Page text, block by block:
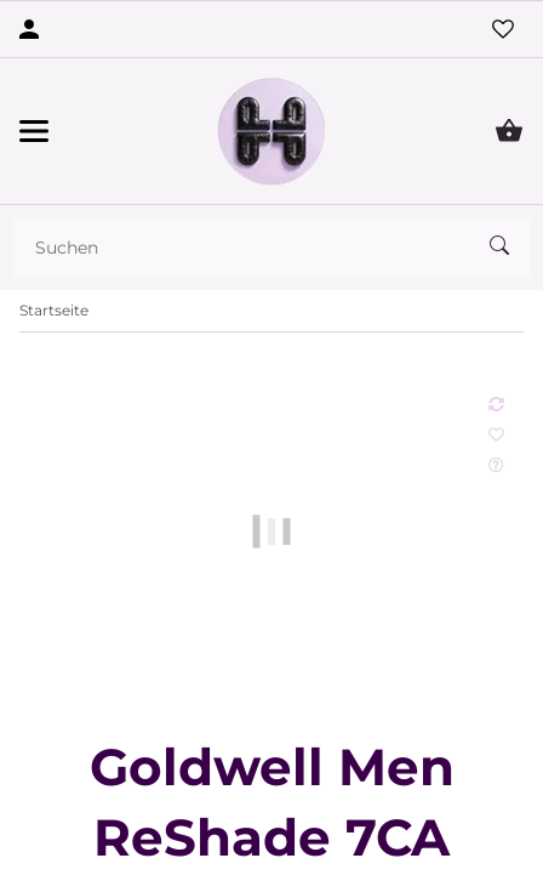
Startseite
Goldwell Men
ReShade 7CA